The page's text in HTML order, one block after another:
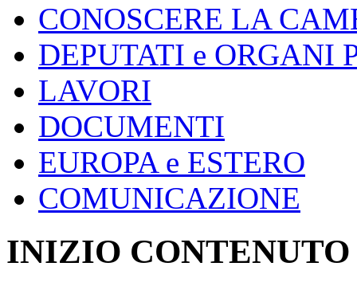
CONOSCERE LA
DEPUTATI e ORGANI
LAVORI
DOCUMENTI
EUROPA e ESTERO
COMUNICAZIONE
INIZIO CONTENUTO